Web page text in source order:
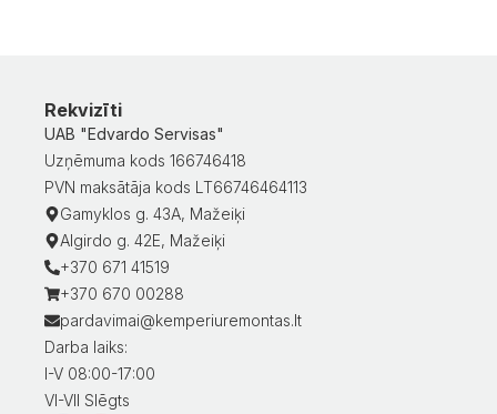
Rekvizīti
UAB "Edvardo Servisas"
Uzņēmuma kods 166746418
PVN maksātāja kods LT66746464113
Gamyklos g. 43A, Mažeiķi
Algirdo g. 42E, Mažeiķi
+370 671 41519
+370 670 00288
pardavimai@kemperiuremontas.lt
Darba laiks:
I-V 08:00-17:00
VI-VII Slēgts